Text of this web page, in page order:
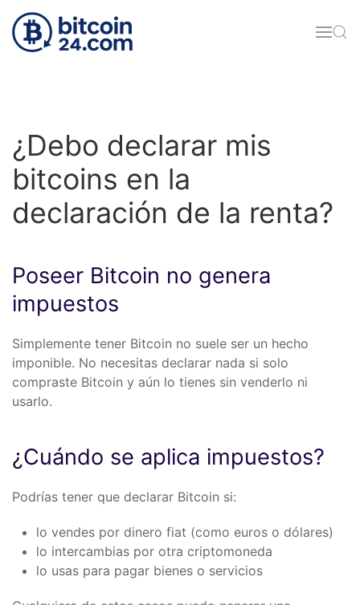
Skip to main content
¿Debo declarar mis
bitcoins en la
declaración de la renta?
Poseer Bitcoin no genera
impuestos
Simplemente tener Bitcoin no suele ser un hecho
imponible. No necesitas declarar nada si solo
compraste Bitcoin y aún lo tienes sin venderlo ni
usarlo.
¿Cuándo se aplica impuestos?
Podrías tener que declarar Bitcoin si:
lo vendes por dinero fiat (como euros o dólares)
lo intercambias por otra criptomoneda
lo usas para pagar bienes o servicios